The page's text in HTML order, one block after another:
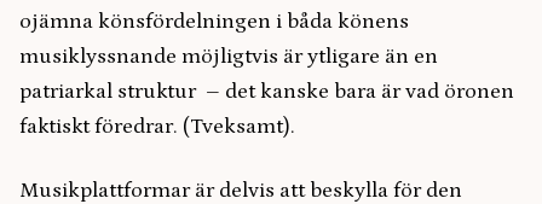
ojämna könsfördelningen i båda könens
musiklyssnande möjligtvis är ytligare än en
patriarkal struktur – det kanske bara är vad öronen
faktiskt föredrar. (Tveksamt).
Musikplattformar är delvis att beskylla för den